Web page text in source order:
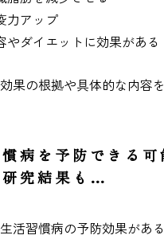
力アップ
やダイエットに効果がある
果の根拠や具体的な内容
病を予防できる可
研究結果も…
活習慣病の予防効果があ